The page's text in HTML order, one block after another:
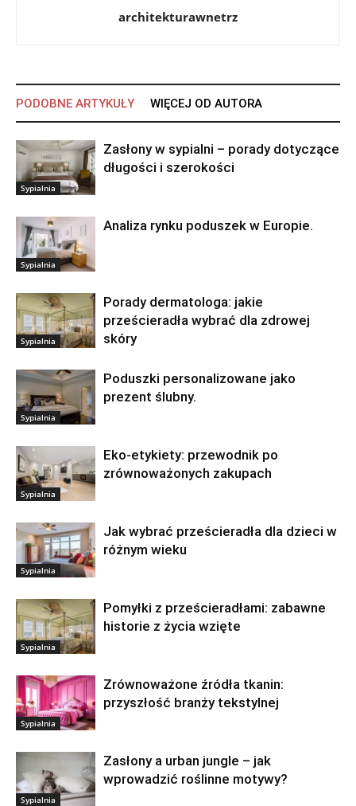
architekturawnetrz
PODOBNE ARTYKUŁY WIĘCEJ OD AUTORA
Sypialnia
Zasłony w sypialni – porady dotyczące
długości i szerokości
Sypialnia
Analiza rynku poduszek w Europie.
Sypialnia
Porady dermatologa: jakie
prześcieradła wybrać dla zdrowej
skóry
Sypialnia
Poduszki personalizowane jako
prezent ślubny.
Sypialnia
Eko-etykiety: przewodnik po
zrównoważonych zakupach
Sypialnia
Jak wybrać prześcieradła dla dzieci w
różnym wieku
Sypialnia
Pomyłki z prześcieradłami: zabawne
historie z życia wzięte
Sypialnia
Zrównoważone źródła tkanin:
przyszłość branży tekstylnej
Sypialnia
Zasłony a urban jungle – jak
wprowadzić roślinne motywy?